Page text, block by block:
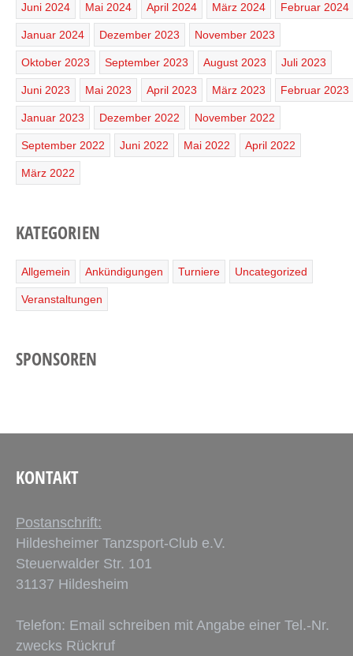
Juni 2024 Mai 2024 April 2024 März 2024 Februar 2024
Januar 2024 Dezember 2023 November 2023
Oktober 2023 September 2023 August 2023 Juli 2023
Juni 2023 Mai 2023 April 2023 März 2023 Februar 2023
Januar 2023 Dezember 2022 November 2022
September 2022 Juni 2022 Mai 2022 April 2022
März 2022
KATEGORIEN
Allgemein Ankündigungen Turniere Uncategorized
Veranstaltungen
SPONSOREN
KONTAKT
Postanschrift:
Hildesheimer Tanzsport-Club e.V.
Steuerwalder Str. 101
31137 Hildesheim
Telefon: Email schreiben mit Angabe einer Tel.-Nr.
zwecks Rückruf